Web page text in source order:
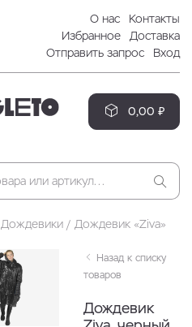
О нас
Контакты
Избранное
Доставка
Отправить запрос
Вход
0,00 ₽
Дождевики Дождевик «Ziva»
Назад к списку
товаров
Дождевик